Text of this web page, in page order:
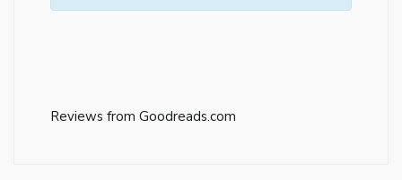
Reviews from Goodreads.com